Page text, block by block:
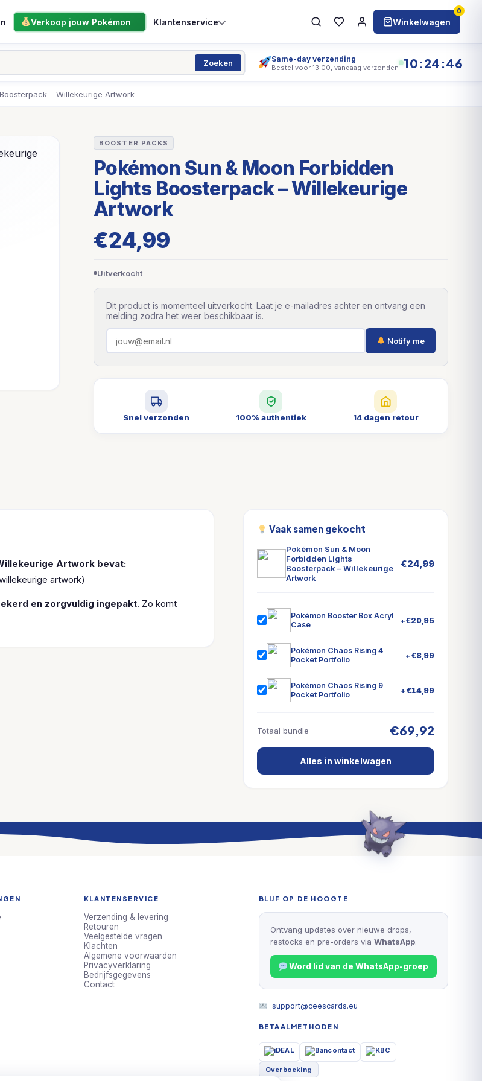
Verkoop jouw Pokémon Klantenservice Winkelwagen
0
Zoeken Same-day verzending
Bestel voor 13:00, vandaag verzonden 10:24:46
– Willekeurige Artwork
BOOSTER PACKS
Pokémon Sun & Moon Forbidden
Lights Boosterpack – Willekeurige
Artwork
€24,99
Uitverkocht
Dit product is momenteel uitverkocht. Laat je e-mailadres achter en ontvang een
melding zodra het weer beschikbaar is.
Notify me
Snel verzonden 100% authentiek 14 dagen retour
Artwork bevat:
artwork)
en zorgvuldig ingepakt. Zo komt
Vaak samen gekocht
Pokémon Sun & Moon
Forbidden Lights
Boosterpack – Willekeurige
Artwork
€24,99
Pokémon Booster Box Acryl
Case
+€20,95
Pokémon Chaos Rising 4
Pocket Portfolio
+€8,99
Pokémon Chaos Rising 9
Pocket Portfolio
+€14,99
Totaal bundle €69,92
Alles in winkelwagen
KLANTENSERVICE
Verzending & levering
Retouren
Veelgestelde vragen
Klachten
Algemene voorwaarden
Privacyverklaring
Bedrijfsgegevens
Contact
BLIJF OP DE HOOGTE
Ontvang updates over nieuwe drops,
restocks en pre-orders via WhatsApp.
Word lid van de WhatsApp-groep
support@ceescards.eu
BETAALMETHODEN
Overboeking